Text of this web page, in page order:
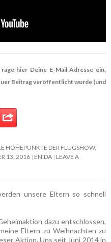
hier Deine E-Mail Adresse ein,
Beitrag veröffentlicht wurde (und
HÖHEPUNKTE DER FLUGSHOW,
13, 2016 ENIDA LEAVE A
unsere Eltern so schnell
dazu entschlossen,
Eltern zu Weihnachten zu
Aktion. Uns seit Juni 2014 in